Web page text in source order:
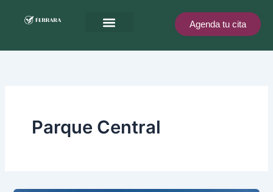
Agenda tu cita
Parque Central